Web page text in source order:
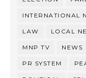
INTERNATIONAL
LAW LOCAL
MNP TV NEWS
PR SYSTEM